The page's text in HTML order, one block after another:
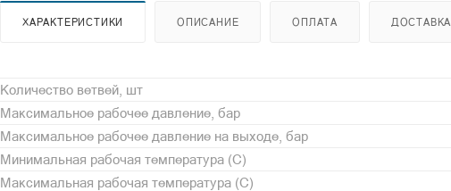
ХАРАКТЕРИСТИКИ ОПИСАНИЕ ОПЛАТА ДОСТАВКА
Количество ветвей, шт
Максимальное рабочее давление, бар
Максимальное рабочее давление на выходе, бар
Минимальная рабочая температура (С)
Максимальная рабочая температура (С)